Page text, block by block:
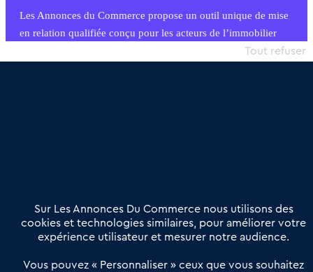
Les Annonces du Commerce propose un outil unique de mise
en relation qualifiée conçu pour les acteurs de l’immobilier
commercial et les collectivités territoriales, simple et intégrant
Offres Pro
Actualités
Qui sommes nous ?
Derniers articles
Sur Les Annonces Du Commerce nous utilisons des
cookies et technologies similaires, pour améliorer votre
expérience utilisateur et mesurer notre audience.
Vous pouvez « Personnaliser » ceux que vous souhaitez
Tout refuser